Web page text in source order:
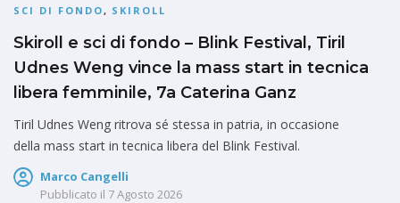
SCI DI FONDO, SKIROLL
Skiroll e sci di fondo – Blink Festival, Tiril
Udnes Weng vince la mass start in tecnica
libera femminile, 7a Caterina Ganz
Tiril Udnes Weng ritrova sé stessa in patria, in occasione
della mass start in tecnica libera del Blink Festival.
Marco Cangelli
Pubblicato il 7 Agosto 2026